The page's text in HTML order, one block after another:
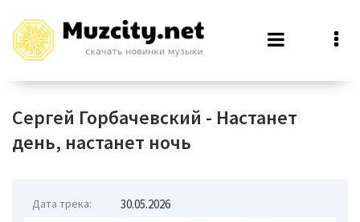
Сергей Горбачевский - Настанет
день, настанет ночь
Дата трека: 30.05.2026